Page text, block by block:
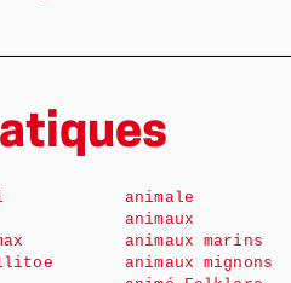
animale
animaux
animaux marins
animaux mignons